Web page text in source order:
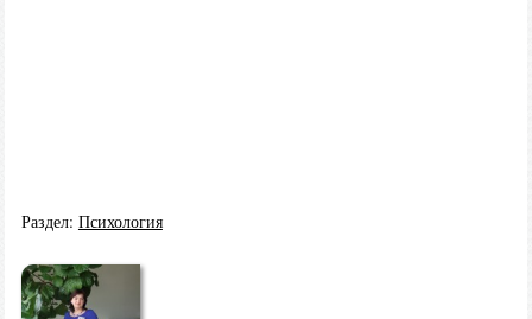
Раздел: Психология